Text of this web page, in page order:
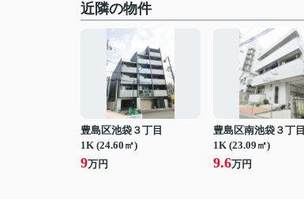
近隣の物件
豊島区池袋３丁目
1K (24.60㎡)
9万円
豊島区南池袋３丁目
1K (23.09㎡)
9.6万円